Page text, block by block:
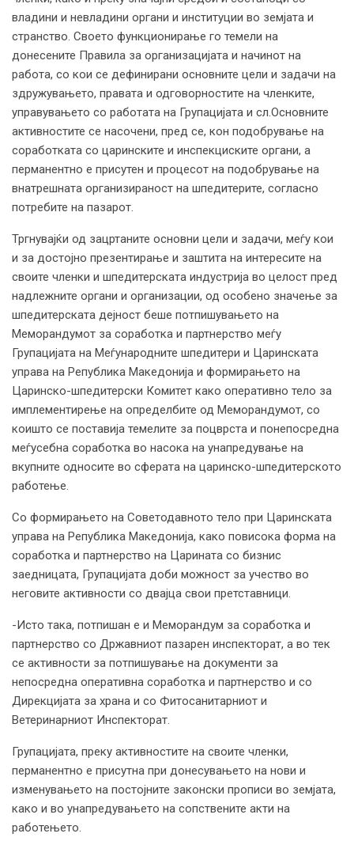
владини и невладини органи и институции во земјата и
странство. Своето функционирање го темели на
донесените Правила за организацијата и начинот на
работа, со кои се дефинирани основните цели и задачи на
здружувањето, правата и одговорностите на членките,
управувањето со работата на Групацијата и сл.Основните
активностите се насочени, пред се, кон подобрување на
соработката со царинските и инспекциските органи, а
перманентно е присутен и процесот на подобрување на
внатрешната организираност на шпедитерите, согласно
потребите на пазарот.
Тргнувајќи од зацртаните основни цели и задачи, меѓу кои
и за достојно презентирање и заштита на интересите на
своите членки и шпедитерската индустрија во целост пред
надлежните органи и организации, од особено значење за
шпедитерската дејност беше потпишувањето на
Меморандумот за соработка и партнерство меѓу
Групацијата на Меѓународните шпедитери и Царинската
управа на Република Македонија и формирањето на
Царинско-шпедитерски Комитет како оперативно тело за
имплементирење на определбите од Меморандумот, со
коишто се поставија темелите за поцврста и понепосредна
меѓусебна соработка во насока на унапредување на
вкупните односите во сферата на царинско-шпедитерското
работење.
Со формирањето на Советодавното тело при Царинската
управа на Република Македонија, како повисока форма на
соработка и партнерство на Царината со бизнис
заедницата, Групацијата доби можност за учество во
неговите активности со двајца свои претставници.
-Исто така, потпишан е и Меморандум за соработка и
партнерство со Државниот пазарен инспекторат, а во тек
се активности за потпишување на документи за
непосредна оперативна соработка и партнерство и со
Дирекцијата за храна и со Фитосанитарниот и
Ветеринарниот Инспекторат.
Групацијата, преку активностите на своите членки,
перманентно е присутна при донесувањето на нови и
изменувањето на постојните законски прописи во земјата,
како и во унапредувањето на сопствените акти на
работењето.